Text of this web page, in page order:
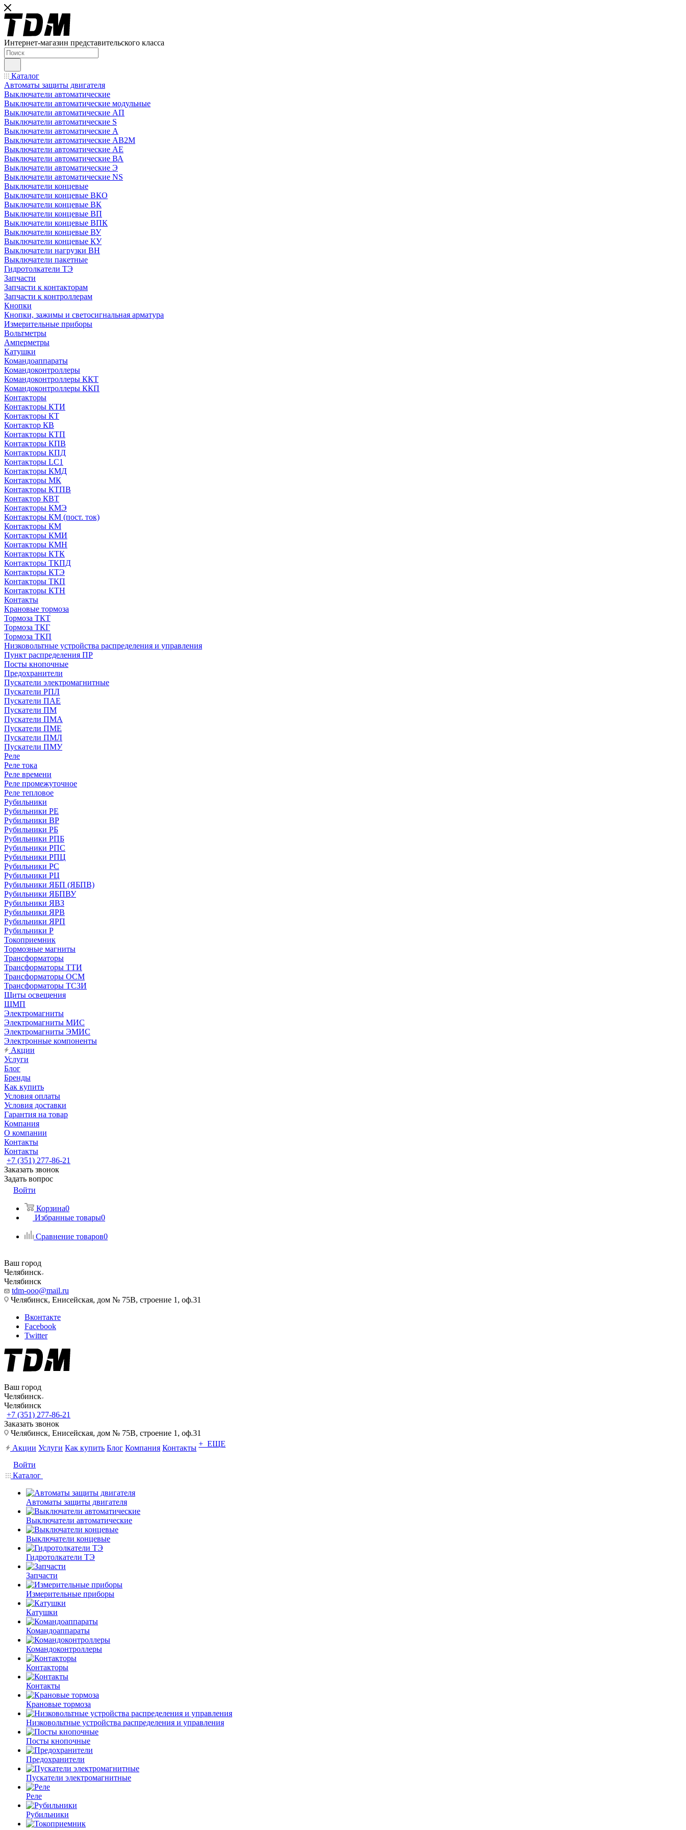
Интернет-магазин представительского класса
Каталог
Автоматы защиты двигателя
Выключатели автоматические
Выключатели автоматические модульные
Выключатели автоматические АП
Выключатели автоматические S
Выключатели автоматические А
Выключатели автоматические АВ2М
Выключатели автоматические АЕ
Выключатели автоматические ВА
Выключатели автоматические Э
Выключатели автоматические NS
Выключатели концевые
Выключатели концевые ВКО
Выключатели концевые ВК
Выключатели концевые ВП
Выключатели концевые ВПК
Выключатели концевые ВУ
Выключатели концевые КУ
Выключатели нагрузки ВН
Выключатели пакетные
Гидротолкатели ТЭ
Запчасти
Запчасти к контакторам
Запчасти к контроллерам
Кнопки
Кнопки, зажимы и светосигнальная арматура
Измерительные приборы
Вольтметры
Амперметры
Катушки
Командоаппараты
Командоконтроллеры
Командоконтроллеры ККТ
Командоконтроллеры ККП
Контакторы
Контакторы КТИ
Контакторы КТ
Контактор КВ
Контакторы КТП
Контакторы КПВ
Контакторы КПД
Контакторы LC1
Контакторы КМД
Контакторы МК
Контакторы КТПВ
Контактор КВТ
Контакторы КМЭ
Контакторы КМ (пост. ток)
Контакторы КМ
Контакторы КМИ
Контакторы КМН
Контакторы КТК
Контакторы ТКПД
Контакторы КТЭ
Контакторы ТКП
Контакторы КТН
Контакты
Крановые тормоза
Тормоза ТКТ
Тормоза ТКГ
Тормоза ТКП
Низковольтные устройства распределения и управления
Пункт распределения ПР
Посты кнопочные
Предохранители
Пускатели электромагнитные
Пускатели РПЛ
Пускатели ПАЕ
Пускатели ПМ
Пускатели ПМА
Пускатели ПМЕ
Пускатели ПМЛ
Пускатели ПМУ
Реле
Реле тока
Реле времени
Реле промежуточное
Реле тепловое
Рубильники
Рубильники РЕ
Рубильники ВР
Рубильники РБ
Рубильники РПБ
Рубильники РПС
Рубильники РПЦ
Рубильники РС
Рубильники РЦ
Рубильники ЯБП (ЯБПВ)
Рубильники ЯБПВУ
Рубильники ЯВЗ
Рубильники ЯРВ
Рубильники ЯРП
Рубильники Р
Токоприемник
Тормозные магниты
Трансформаторы
Трансформаторы ТТИ
Трансформаторы ОСМ
Трансформаторы ТСЗИ
Щиты освещения
ЩМП
Электромагниты
Электромагниты МИС
Электромагниты ЭМИС
Электронные компоненты
Акции
Услуги
Блог
Бренды
Как купить
Условия оплаты
Условия доставки
Гарантия на товар
Компания
О компании
Контакты
Контакты
+7 (351) 277-86-21
Заказать звонок
Задать вопрос
Войти
Корзина0
Избранные товары0
Сравнение товаров0
Ваш город
Челябинск
Челябинск
tdm-ooo@mail.ru
Челябинск, Енисейская, дом № 75В, строение 1, оф.31
Вконтакте
Facebook
Twitter
Ваш город
Челябинск
Челябинск
+7 (351) 277-86-21
Заказать звонок
Челябинск, Енисейская, дом № 75В, строение 1, оф.31
Акции Услуги Как купить Блог Компания Контакты + ЕЩЕ
Войти
Каталог
Автоматы защиты двигателя
Выключатели автоматические
Выключатели концевые
Гидротолкатели ТЭ
Запчасти
Измерительные приборы
Катушки
Командоаппараты
Командоконтроллеры
Контакторы
Контакты
Крановые тормоза
Низковольтные устройства распределения и управления
Посты кнопочные
Предохранители
Пускатели электромагнитные
Реле
Рубильники